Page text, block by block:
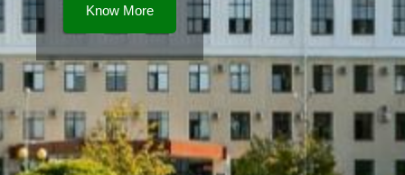
Know More